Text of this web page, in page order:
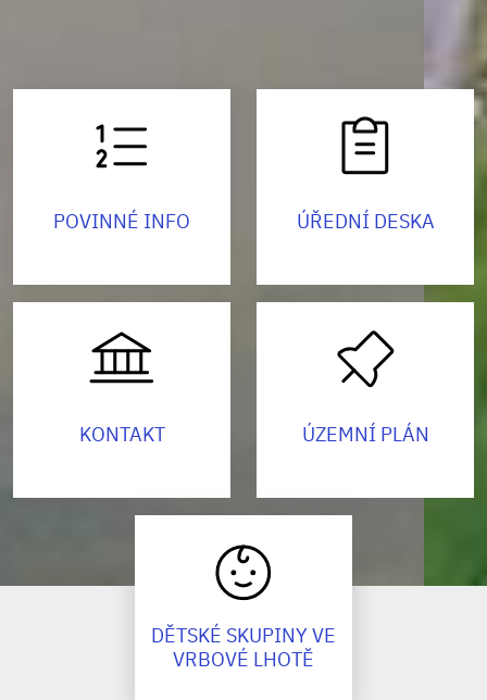
POVINNÉ INFO ÚŘEDNÍ DESKA
KONTAKT ÚZEMNÍ PLÁN
DĚTSKÉ SKUPINY VE
VRBOVÉ LHOTĚ